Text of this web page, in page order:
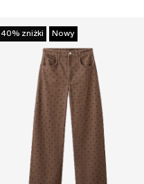
40% zniżki Nowy